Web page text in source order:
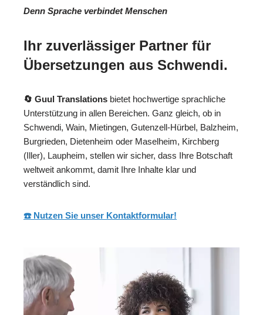
Denn Sprache verbindet Menschen
Ihr zuverlässiger Partner für
Übersetzungen aus Schwendi.
🔄 Guul Translations bietet hochwertige sprachliche
Unterstützung in allen Bereichen. Ganz gleich, ob in
Schwendi, Wain, Mietingen, Gutenzell-Hürbel, Balzheim,
Burgrieden, Dietenheim oder Maselheim, Kirchberg
(Iller), Laupheim, stellen wir sicher, dass Ihre Botschaft
weltweit ankommt, damit Ihre Inhalte klar und
verständlich sind.
☎️ Nutzen Sie unser Kontaktformular!